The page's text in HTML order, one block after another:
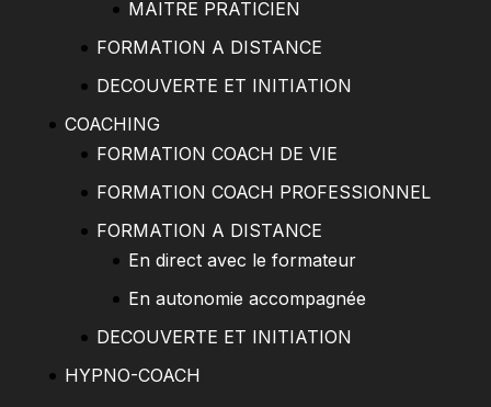
MAITRE PRATICIEN
FORMATION A DISTANCE
DECOUVERTE ET INITIATION
COACHING
FORMATION COACH DE VIE
FORMATION COACH PROFESSIONNEL
FORMATION A DISTANCE
En direct avec le formateur
En autonomie accompagnée
DECOUVERTE ET INITIATION
HYPNO-COACH